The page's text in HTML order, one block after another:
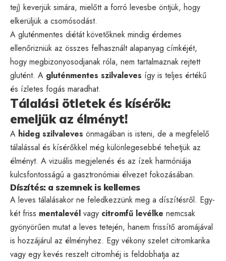
tej) keverjük simára, mielőtt a forró levesbe öntjük, hogy
elkerüljük a csomósodást.
A gluténmentes diétát követőknek mindig érdemes
ellenőrizniük az összes felhasznált alapanyag címkéjét,
hogy megbizonyosodjanak róla, nem tartalmaznak rejtett
glutént. A gluténmentes szilvaleves így is teljes értékű
és ízletes fogás maradhat.
Tálalási ötletek és kísérők:
emeljük az élményt!
A hideg szilvaleves önmagában is isteni, de a megfelelő
tálalással és kísérőkkel még különlegesebbé tehetjük az
élményt. A vizuális megjelenés és az ízek harmóniája
kulcsfontosságú a gasztronómiai élvezet fokozásában.
Díszítés: a szemnek is kellemes
A leves tálalásakor ne feledkezzünk meg a díszítésről. Egy-
két friss mentalevél vagy citromfű levélke nemcsak
gyönyörűen mutat a leves tetején, hanem frissítő aromájával
is hozzájárul az élményhez. Egy vékony szelet citromkarika
vagy egy kevés reszelt citromhéj is feldobhatja az